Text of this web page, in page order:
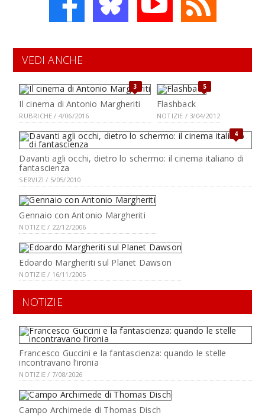
VEDI ANCHE
3
Il cinema di Antonio Margheriti
RUBRICHE / 4/06/2016
5
Flashback
NOTIZIE / 3/04/2012
4
Davanti agli occhi, dietro lo schermo: il cinema italiano di
fantascienza
SERVIZI / 5/05/2010
Gennaio con Antonio Margheriti
NOTIZIE / 22/12/2006
Edoardo Margheriti sul Planet Dawson
NOTIZIE / 16/11/2005
NOTIZIE
Francesco Guccini e la fantascienza: quando le stelle
incontravano l’ironia
NOTIZIE / 7/08/2026
Campo Archimede di Thomas Disch